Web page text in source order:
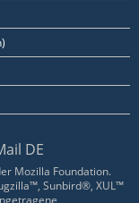
DE
Mozilla Foundation.
Sunbird®, XUL™